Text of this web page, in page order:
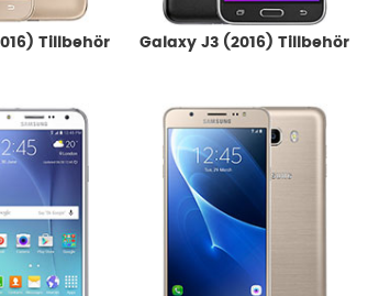
Tillbehör
Galaxy J3 (2016) Tillbehör